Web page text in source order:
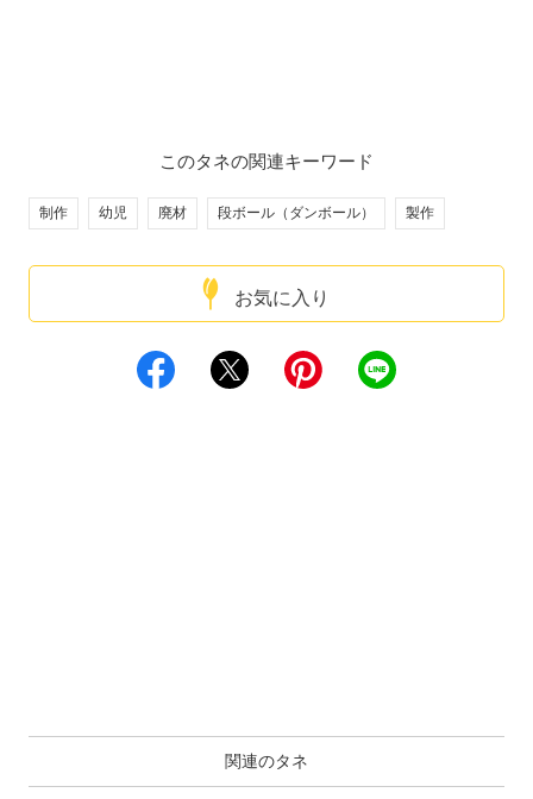
お気に入り
このタネの関連キーワード
制作 幼児 廃材 段ボール（ダンボール） 製作
関連のタネ